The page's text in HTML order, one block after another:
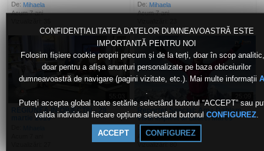
CONFIDENȚIALITATEA DATELOR DUMNEAVOASTRĂ ESTE
IMPORTANTĂ PENTRU NOI
Folosim fișiere cookie proprii precum și de la terți, doar în scop
doar pentru a afișa anunțuri personalizate pe baza obiceiurilor
dumneavoastră de navigare (pagini vizitate, etc.). Mai multe informații
Puteți accepta global toate setările selectând butonul “ACCEPT” sau
valida individual fiecare opțiune selectând butonul CONFIGUREZ.
ACCEPT CONFIGUREZ
De:Mihaela
Acum 7 ani
De:Mihaela
Acum 7 ani
REGIUNEA IN OBIECTIV - 29
martie 2019
Reporter Special: Ama Dablam -
visul implinit al Laurei Mares
De:Mihaela
Acum 7 ani
Vizualizări: 80